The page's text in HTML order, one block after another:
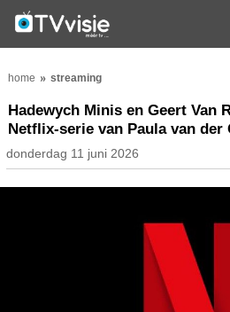
home streaming
Hadewych Minis en Geert Van
Netflix-serie van Paula van der
donderdag 11 juni 2026